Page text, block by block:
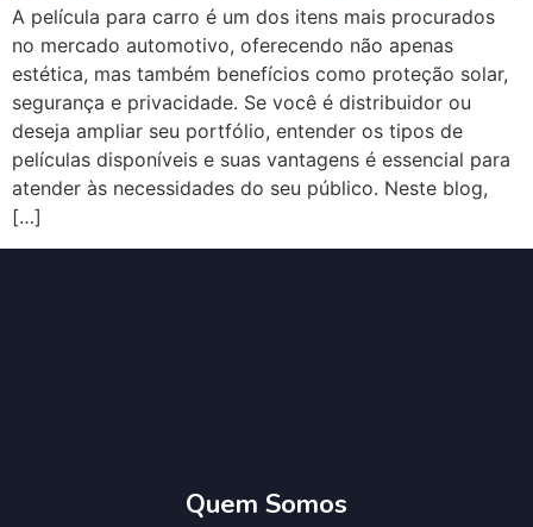
A película para carro é um dos itens mais procurados
no mercado automotivo, oferecendo não apenas
estética, mas também benefícios como proteção solar,
segurança e privacidade. Se você é distribuidor ou
deseja ampliar seu portfólio, entender os tipos de
películas disponíveis e suas vantagens é essencial para
atender às necessidades do seu público. Neste blog,
[…]
Quem Somos